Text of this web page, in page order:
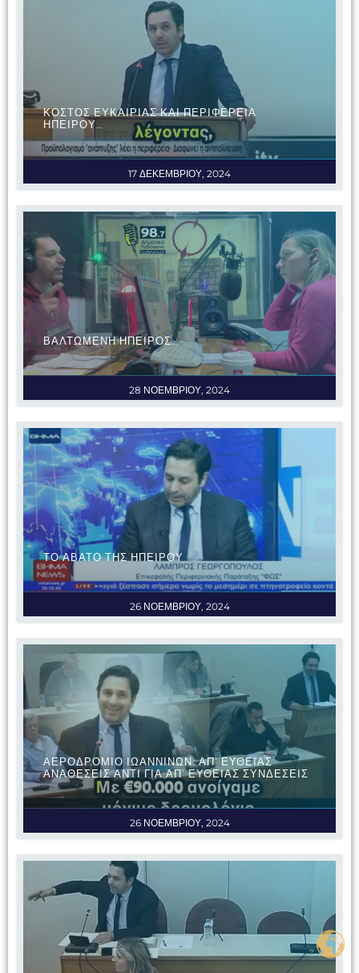
17 ΔΕΚΕΜΒΡΙΟΥ, 2024
ΚΟΣΤΟΣ ΕΥΚΑΙΡΙΑΣ ΚΑΙ ΠΕΡΙΦΕΡΕΙΑ
ΗΠΕΙΡΟΥ…
28 ΝΟΕΜΒΡΙΟΥ, 2024
ΒΑΛΤΩΜΕΝΗ ΗΠΕΙΡΟΣ…
26 ΝΟΕΜΒΡΙΟΥ, 2024
ΤΟ ΑΒΑΤΟ ΤΗΣ ΗΠΕΙΡΟΥ
26 ΝΟΕΜΒΡΙΟΥ, 2024
ΑΕΡΟΔΡΟΜΙΟ ΙΩΑΝΝΙΝΩΝ: ΑΠ’ ΕΥΘΕΙΑΣ
ΑΝΑΘΕΣΕΙΣ ΑΝΤΙ ΓΙΑ ΑΠ’ ΕΥΘΕΙΑΣ ΣΥΝΔΕΣΕΙΣ